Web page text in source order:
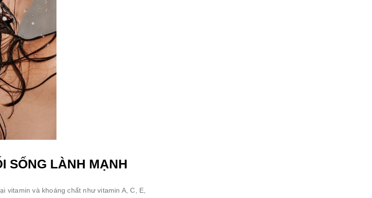
SỐNG LÀNH MẠNH
vitamin và khoáng chất như vitamin A, C, E,